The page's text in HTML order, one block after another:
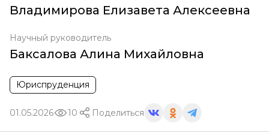
Владимирова Елизавета Алексеевна
Научный руководитель
Баксалова Алина Михайловна
Юриспруденция
01.05.2026 10 Поделиться